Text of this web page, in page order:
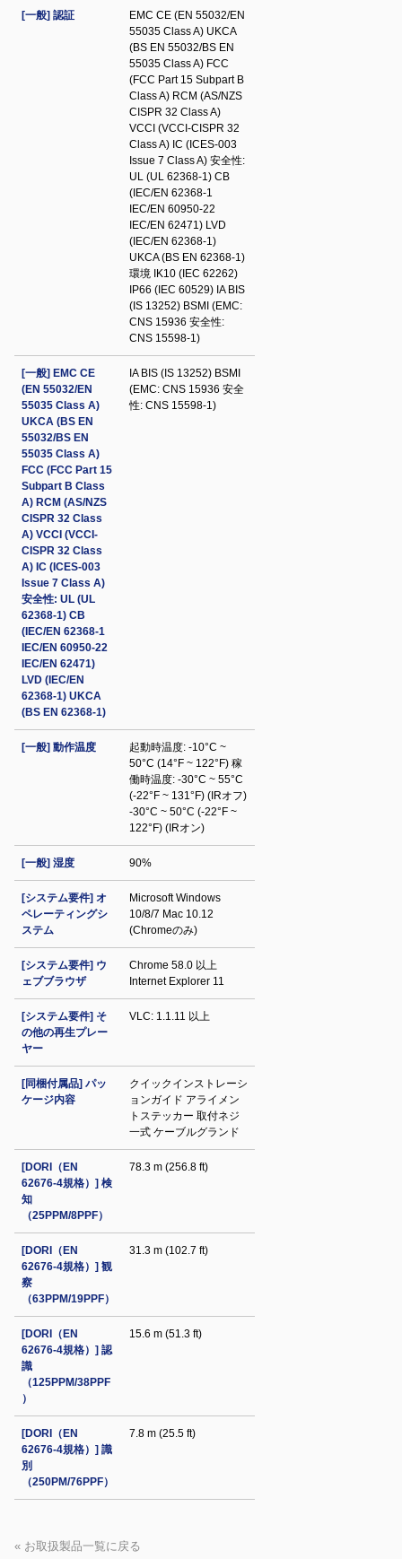
[一般] 認証
EMC CE (EN 55032/EN
55035 Class A) UKCA
(BS EN 55032/BS EN
55035 Class A) FCC
(FCC Part 15 Subpart B
Class A) RCM (AS/NZS
CISPR 32 Class A)
VCCI (VCCI-CISPR 32
Class A) IC (ICES-003
Issue 7 Class A) 安全性:
UL (UL 62368-1) CB
(IEC/EN 62368-1
IEC/EN 60950-22
IEC/EN 62471) LVD
(IEC/EN 62368-1)
UKCA (BS EN 62368-1)
環境 IK10 (IEC 62262)
IP66 (IEC 60529) IA BIS
(IS 13252) BSMI (EMC:
CNS 15936 安全性:
CNS 15598-1)
[一般] EMC CE
(EN 55032/EN
55035 Class A)
UKCA (BS EN
55032/BS EN
55035 Class A)
FCC (FCC Part 15
Subpart B Class
A) RCM (AS/NZS
CISPR 32 Class
A) VCCI (VCCI-
CISPR 32 Class
A) IC (ICES-003
Issue 7 Class A)
安全性: UL (UL
62368-1) CB
(IEC/EN 62368-1
IEC/EN 60950-22
IEC/EN 62471)
LVD (IEC/EN
62368-1) UKCA
(BS EN 62368-1)
IA BIS (IS 13252) BSMI
(EMC: CNS 15936 安全
性: CNS 15598-1)
[一般] 動作温度
起動時温度: -10°C ~
50°C (14°F ~ 122°F) 稼
働時温度: -30°C ~ 55°C
(-22°F ~ 131°F) (IRオフ)
-30°C ~ 50°C (-22°F ~
122°F) (IRオン)
[一般] 湿度 90%
[システム要件] オ
ペレーティングシ
ステム
Microsoft Windows
10/8/7 Mac 10.12
(Chromeのみ)
[システム要件] ウ
ェブブラウザ
Chrome 58.0 以上
Internet Explorer 11
[システム要件] そ
の他の再生プレー
ヤー
VLC: 1.1.11 以上
[同梱付属品] パッ
ケージ内容
クイックインストレーシ
ョンガイド アライメン
トステッカー 取付ネジ
一式 ケーブルグランド
[DORI（EN
62676-4規格）] 検
知
（25PPM/8PPF）
78.3 m (256.8 ft)
[DORI（EN
62676-4規格）] 観
察
（63PPM/19PPF）
31.3 m (102.7 ft)
[DORI（EN
62676-4規格）] 認
識
（125PPM/38PPF
）
15.6 m (51.3 ft)
[DORI（EN
62676-4規格）] 識
別
（250PM/76PPF）
7.8 m (25.5 ft)
« お取扱製品一覧に戻る